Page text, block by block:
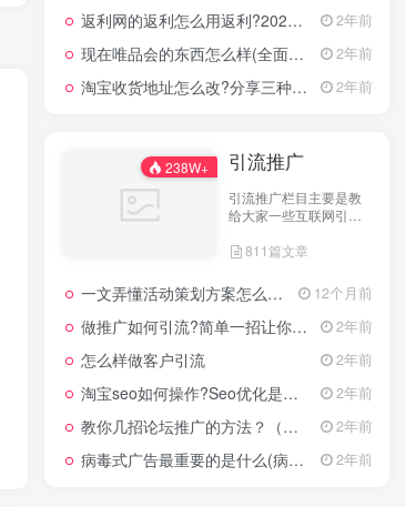
返利网的返利怎么用返利?2024年网购返利教程 2年前
现在唯品会的东西怎么样(全面评测其产品质量) 2年前
淘宝收货地址怎么改?分享三种最常见的修改方式 2年前
238W+ 引流推广
引流推广栏目主要是教
给大家一些互联网引流
业的引流技术和推广技
在犯难！
811篇文章
一文弄懂活动策划方案怎么写，2025年最新超全干货来了！ 12个月前
做推广如何引流?简单一招让你流量爆增 2年前
怎么样做客户引流 2年前
淘宝seo如何操作?Seo优化是什么意思? 2年前
教你几招论坛推广的方法？（具体论坛推广的步骤） 2年前
病毒式广告最重要的是什么(病毒式广告的创意策略) 2年前